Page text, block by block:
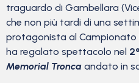
traguardo di Gambellara
che non più tardi di una
protagonista al Campionato
ha regalato spettacolo nel 2°
Memorial Tronca andato in